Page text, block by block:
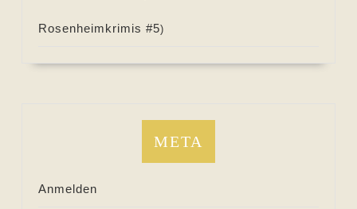
Rosenheimkrimis #5)
META
Anmelden